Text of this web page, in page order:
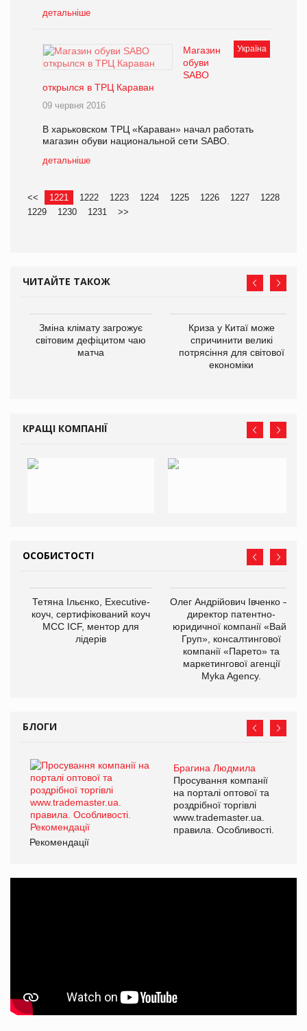
детальніше
Україна
Магазин
обуви
SABO
открылся в ТРЦ Караван
09 червня 2016
В харьковском ТРЦ «Караван» начал работать
магазин обуви национальной сети SABO.
детальніше
<< 1221 1222 1223 1224 1225 1226 1227
1228
1229
1230 1231 >>
ЧИТАЙТЕ ТАКОЖ
Зміна клімату загрожує
світовим дефіцитом чаю
матча
Криза у Китаї може
спричинити великі
потрясіння для світової
економіки
КРАЩІ КОМПАНІЇ
ОСОБИСТОСТІ
Тетяна Ільєнко, Executive-
коуч, сертифікований коуч
МСС ICF, ментор для
лідерів
Олег Андрійович Івченко —
директор патентно-
юридичної компанії «Вайз
Груп», консалтингової
компанії «Парето» та
маркетингової агенції
Myka Agency.
БЛОГИ
Брагина Людмила
Просування компанії
на порталі оптової та
роздрібної торгівлі
www.trademaster.ua.
правила. Особливості.
Рекомендації